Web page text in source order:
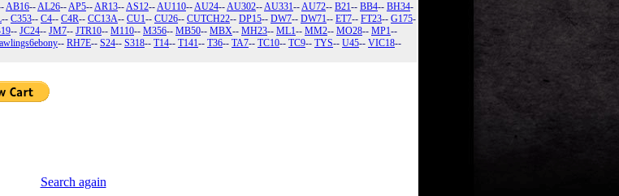
AB16--AL26--AP5--AR13--AS12--AU110--AU24--AU302--AU331--AU72-- B21-- BB4-- BH34-
-- C353-- C4-- C4R-- CC13A-- CU1-- CU26-- CUTCH22-- DP15-- DW7-- DW71-- ET7-- FT23-- G175-
-- JC24-- JM7-- JTR10-- M110-- M356-- MB50-- MBX-- MH23-- ML1-- MM2-- MO28-- MP1--
-- RH7E-- S24-- S318-- T14-- T141-- T36-- TA7-- TC10-- TC9-- TYS-- U45-- VIC18--
Search again